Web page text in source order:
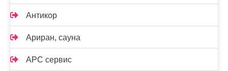
Антикор
Ариран, сауна
АРС сервис